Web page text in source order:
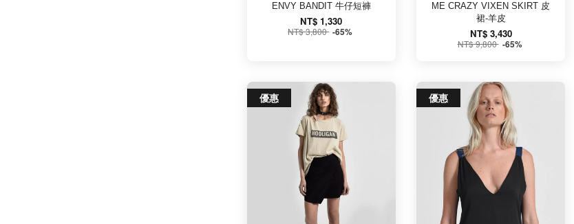
ENVY BANDIT 牛仔短褲
NT$ 1,330
NT$ 3,800 -65%
ME CRAZY VIXEN SKIRT 皮
裙-羊皮
NT$ 3,430
NT$ 9,800 -65%
優惠 優惠